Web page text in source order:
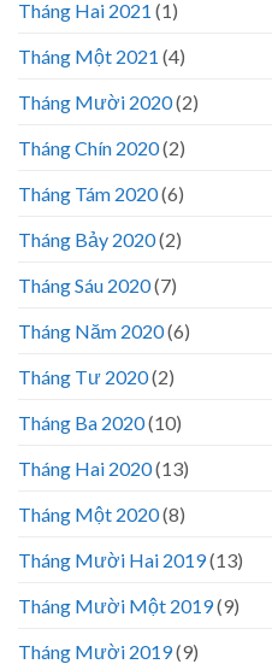
Tháng Hai 2021 (1)
Tháng Một 2021 (4)
Tháng Mười 2020(2)
Tháng Chín 2020(2)
Tháng Tám 2020(6)
Tháng Bảy 2020(2)
Tháng Sáu 2020(7)
Tháng Năm 2020(6)
Tháng Tư 2020(2)
Tháng Ba 2020(10)
Tháng Hai 2020(13)
Tháng Một 2020(8)
Tháng Mười Hai 2019(13)
Tháng Mười Một 2019(9)
Tháng Mười 2019(9)